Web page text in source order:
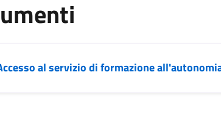
al servizio di formazione